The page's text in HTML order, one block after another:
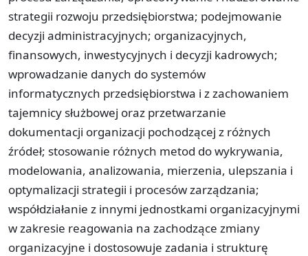
strategii rozwoju przedsiębiorstwa; podejmowanie
decyzji administracyjnych; organizacyjnych,
finansowych, inwestycyjnych i decyzji kadrowych;
wprowadzanie danych do systemów
informatycznych przedsiębiorstwa i z zachowaniem
tajemnicy służbowej oraz przetwarzanie
dokumentacji organizacji pochodzącej z różnych
źródeł; stosowanie różnych metod do wykrywania,
modelowania, analizowania, mierzenia, ulepszania i
optymalizacji strategii i procesów zarządzania;
współdziałanie z innymi jednostkami organizacyjnymi
w zakresie reagowania na zachodzące zmiany
organizacyjne i dostosowuje zadania i strukturę